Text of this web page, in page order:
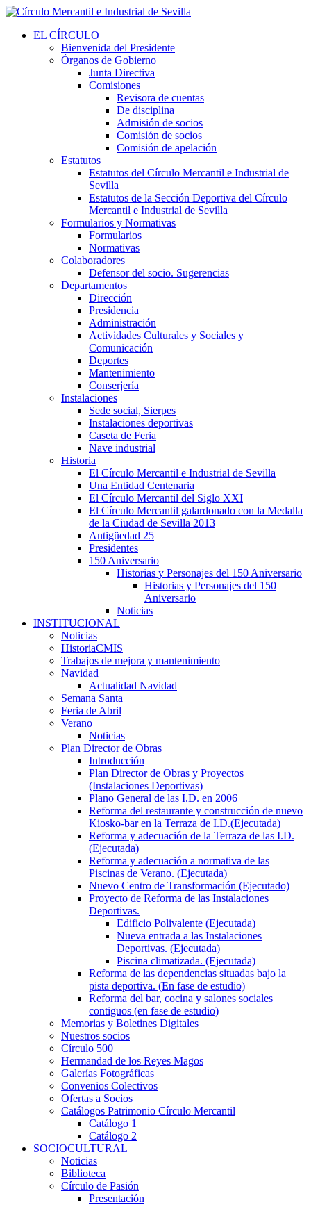
EL CÍRCULO
Bienvenida del Presidente
Órganos de Gobierno
Junta Directiva
Comisiones
Revisora de cuentas
De disciplina
Admisión de socios
Comisión de socios
Comisión de apelación
Estatutos
Estatutos del Círculo Mercantil e Industrial de
Sevilla
Estatutos de la Sección Deportiva del Círculo
Mercantil e Industrial de Sevilla
Formularios y Normativas
Formularios
Normativas
Colaboradores
Defensor del socio. Sugerencias
Departamentos
Dirección
Presidencia
Administración
Actividades Culturales y Sociales y
Comunicación
Deportes
Mantenimiento
Conserjería
Instalaciones
Sede social, Sierpes
Instalaciones deportivas
Caseta de Feria
Nave industrial
Historia
El Círculo Mercantil e Industrial de Sevilla
Una Entidad Centenaria
El Círculo Mercantil del Siglo XXI
El Círculo Mercantil galardonado con la Medalla
de la Ciudad de Sevilla 2013
Antigüedad 25
Presidentes
150 Aniversario
Historias y Personajes del 150 Aniversario
Historias y Personajes del 150
Aniversario
Noticias
INSTITUCIONAL
Noticias
HistoriaCMIS
Trabajos de mejora y mantenimiento
Navidad
Actualidad Navidad
Semana Santa
Feria de Abril
Verano
Noticias
Plan Director de Obras
Introducción
Plan Director de Obras y Proyectos
(Instalaciones Deportivas)
Plano General de las I.D. en 2006
Reforma del restaurante y construcción de nuevo
Kiosko-bar en la Terraza de I.D.(Ejecutada)
Reforma y adecuación de la Terraza de las I.D.
(Ejecutada)
Reforma y adecuación a normativa de las
Piscinas de Verano. (Ejecutada)
Nuevo Centro de Transformación (Ejecutado)
Proyecto de Reforma de las Instalaciones
Deportivas.
Edificio Polivalente (Ejecutada)
Nueva entrada a las Instalaciones
Deportivas. (Ejecutada)
Piscina climatizada. (Ejecutada)
Reforma de las dependencias situadas bajo la
pista deportiva. (En fase de estudio)
Reforma del bar, cocina y salones sociales
contiguos (en fase de estudio)
Memorias y Boletines Digitales
Nuestros socios
Círculo 500
Hermandad de los Reyes Magos
Galerías Fotográficas
Convenios Colectivos
Ofertas a Socios
Catálogos Patrimonio Círculo Mercantil
Catálogo 1
Catálogo 2
SOCIOCULTURAL
Noticias
Biblioteca
Círculo de Pasión
Presentación